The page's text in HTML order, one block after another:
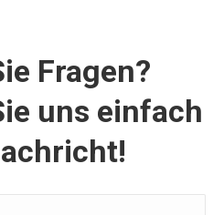
Fragen?
uns einfach